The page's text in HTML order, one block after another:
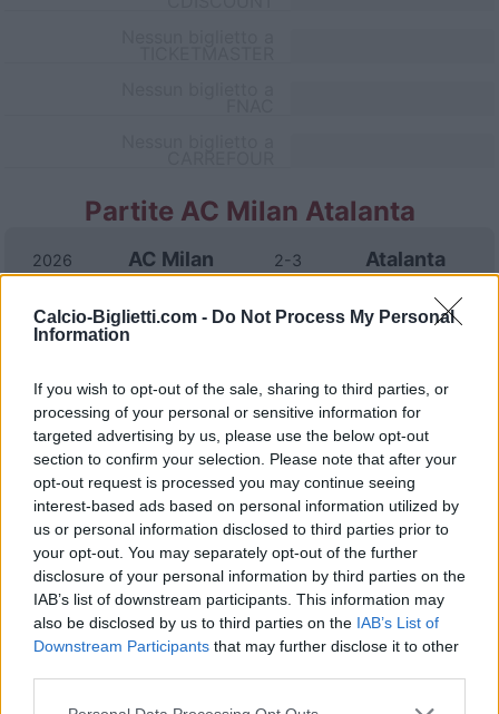
Calcio-Biglietti.com - Do Not Process My Personal
Information
If you wish to opt-out of the sale, sharing to third parties, or
processing of your personal or sensitive information for
targeted advertising by us, please use the below opt-out
section to confirm your selection. Please note that after your
opt-out request is processed you may continue seeing
interest-based ads based on personal information utilized by
us or personal information disclosed to third parties prior to
your opt-out. You may separately opt-out of the further
disclosure of your personal information by third parties on the
IAB’s list of downstream participants. This information may
also be disclosed by us to third parties on the IAB’s List of
Downstream Participants that may further disclose it to other
Partite AC Milan Atalanta
2026 AC Milan 2-3 Atalanta
2025 Atalanta 1-1 AC Milan
2025 AC Milan 0-1 Atalanta
2024 Atalanta 2-1 AC Milan
2024 AC Milan 1-1 Atalanta
2024 AC Milan 1-2 Atalanta
Atalanta